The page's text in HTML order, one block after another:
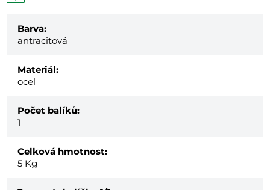
Barva:
antracitová
Materiál:
ocel
Počet balíků:
1
Celková hmotnost:
5 Kg